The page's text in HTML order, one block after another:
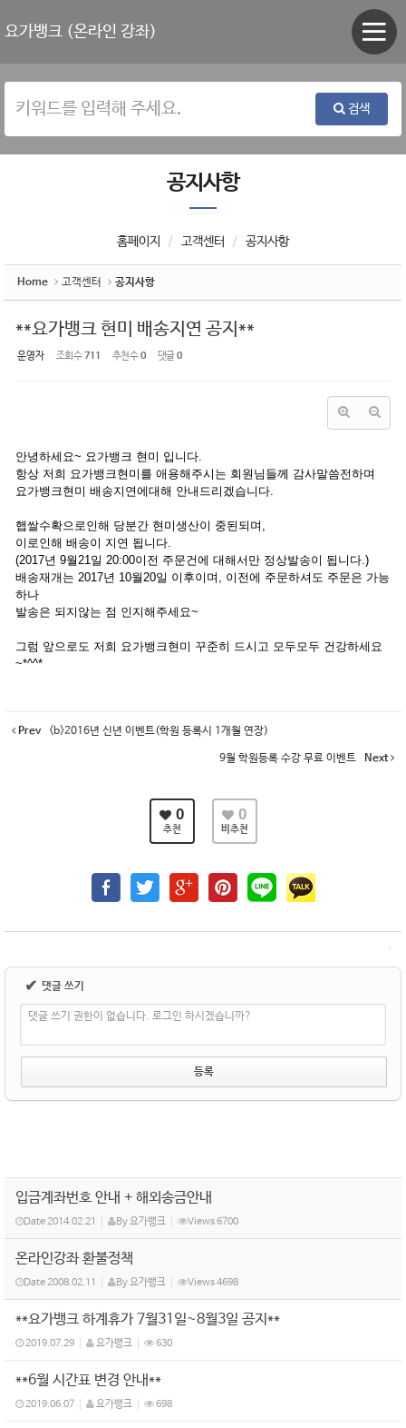
요가뱅크 (온라인 강좌)
검색
공지사항
홈페이지 고객센터 공지사항
Home 고객센터 공지사항
**요가뱅크 현미 배송지연 공지**
운영자 조회 수711 추천 수0 댓글0
안녕하세요~ 요가뱅크 현미 입니다.
항상 저희 요가뱅크현미를 애용해주시는 회원님들께 감사말씀전하며
요가뱅크현미 배송지연에대해 안내드리겠습니다.
햅쌀수확으로인해 당분간 현미생산이 중된되며,
이로인해 배송이 지연 됩니다.
(2017년 9월21일 20:00이전 주문건에 대해서만 정상발송이 됩니다.)
배송재개는 2017년 10월20일 이후이며, 이전에 주문하셔도 주문은 가능
하나
발송은 되지않는 점 인지해주세요~
그럼 앞으로도 저희 요가뱅크현미 꾸준히 드시고 모두모두 건강하세요
~*^^*
Prev <b>2016년 신년 이벤트(학원 등록시 1개월 연장)
9월 학원등록 수강 무료 이벤트 Next
0
추천
0
비추천
✔ 댓글 쓰기
댓글 쓰기 권한이 없습니다. 로그인 하시겠습니까?
입금계좌번호 안내 + 해외송금안내
Date2014.02.21 By요가뱅크 Views6700
온라인강좌 환불정책
Date2008.02.11 By요가뱅크 Views4698
**요가뱅크 하계휴가 7월31일~8월3일 공지**
2019.07.29 요가뱅크 630
**6월 시간표 변경 안내**
2019.06.07 요가뱅크 698